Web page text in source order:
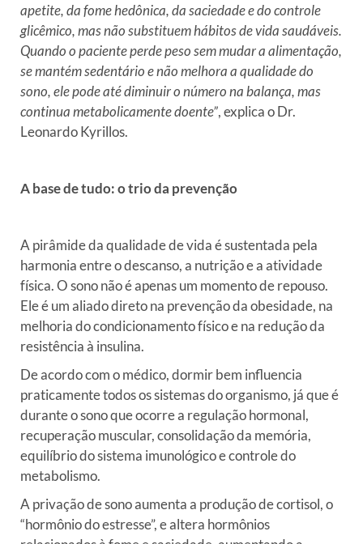
apetite, da fome hedônica, da saciedade e do controle
glicêmico, mas não substituem hábitos de vida saudáveis.
Quando o paciente perde peso sem mudar a alimentação,
se mantém sedentário e não melhora a qualidade do
sono, ele pode até diminuir o número na balança, mas
continua metabolicamente doente”, explica o Dr.
Leonardo Kyrillos.
A base de tudo: o trio da prevenção
A pirâmide da qualidade de vida é sustentada pela
harmonia entre o descanso, a nutrição e a atividade
física.O sono não é apenas um momento de repouso.
Ele é um aliado direto na prevenção da obesidade, na
melhoria do condicionamento físico e na redução da
resistência à insulina.
De acordo com o médico, dormir bem influencia
praticamente todos os sistemas do organismo, já que é
durante o sono que ocorre a regulação hormonal,
recuperação muscular, consolidação da memória,
equilíbrio do sistema imunológico e controle do
metabolismo.
A privação de sono aumenta a produção de cortisol, o
“hormônio do estresse”, e altera hormônios